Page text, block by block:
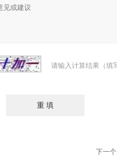
请输入计算结果（填
下一个